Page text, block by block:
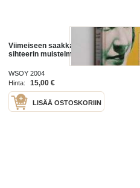
Viimeiseen saakka : Hitlerin
sihteerin muistelmat
WSOY 2004
Hinta:
15,00 €
LISÄÄ OSTOSKORIIN